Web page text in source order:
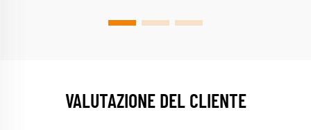
VALUTAZIONE DEL CLIENTE